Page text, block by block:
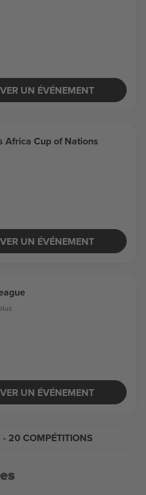
UN ÉVÉNEMENT
Africa Cup of Nations
UN ÉVÉNEMENT
UN ÉVÉNEMENT
- 20 COMPÉTITIONS